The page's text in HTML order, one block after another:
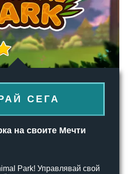
СЕГА
на своите Мечти
Park! Управлявай свой